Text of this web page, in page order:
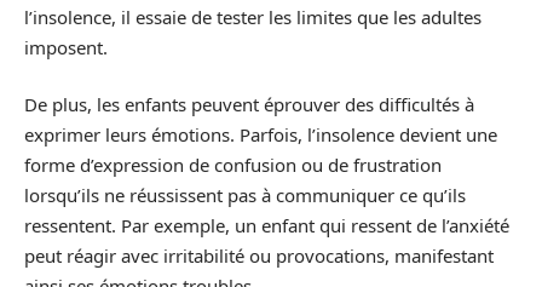
l’insolence, il essaie de tester les limites que les adultes
imposent.
De plus, les enfants peuvent éprouver des difficultés à
exprimer leurs émotions. Parfois, l’insolence devient une
forme d’expression de confusion ou de frustration
lorsqu’ils ne réussissent pas à communiquer ce qu’ils
ressentent. Par exemple, un enfant qui ressent de l’anxiété
peut réagir avec irritabilité ou provocations, manifestant